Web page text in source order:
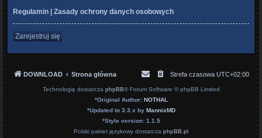
Regulamin | Zasady ochrony danych osobowych
Zarejestruj się
DOWNLOAD Strona główna Strefa czasowa UTC+02:00
Technologię dostarcza phpBB® Forum Software © phpBB Limited
*Original Author: NOTHAL
*Updated to 3.3.x by MannixMD
*Style version: 1.1.5
Polski pakiet językowy dostarcza phpBB.pl